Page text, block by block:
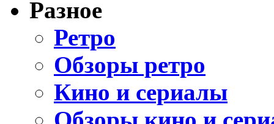
Разное
Ретро
Обзоры ретро
Кино и сериалы